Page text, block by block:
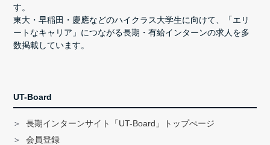
す。
東大・早稲田・慶應などのハイクラス大学生に向けて、「エリ
ートなキャリア」につながる長期・有給インターンの求人を多
数掲載しています。
UT-Board
長期インターンサイト「UT-Board」トップぺージ
会員登録